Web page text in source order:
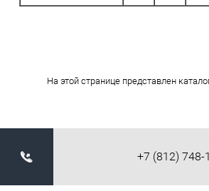
На этой странице представлен
+7 (812) 748-